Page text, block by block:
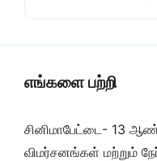
எங்களை பற்றி
சினிமாபேட்டை- 13
விமர்சனங்கள் மற்றும்